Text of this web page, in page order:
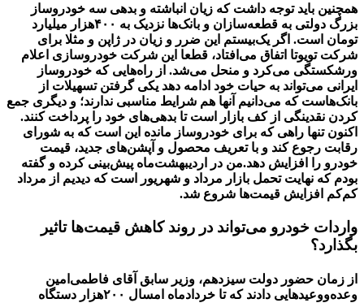
همچنین باید توجه داشت که زیان انباشته و بدهی سه خودروساز
بزرگ دولتی به قطعه‌سازان و بانک‌ها نزدیک به ۴۰۰هزار میلیارد
تومان است. اگر یک‌بیستم این ضرر و زیان در ژاپن و مثلا برای
شرکت تویوتا اتفاق می‌افتاد، قطعا این شرکت خودروسازی اعلام
ورشکستگی می‌کرد و منحل می‌شد. از راه‌هایی که خودروساز
ایرانی می‌تواند به حیات خود ادامه دهد یکی گرفتن تسهیلات از
بانک‌هاست که می‌دانیم آنها هم شرایط مناسبی ندارند؛ و دیگری جمع
کردن نقدینگی از کف بازار است تا بدهی‌های خود را پرداخت کنند.
اکنون تنها راهی که برای خودروساز مانده این است که به شورای
رقابت رجوع ‌کند و با تعریف محصول و آپشن‌های جدید، قیمت
خودرو را افزایش دهد.من در اردیبهشت‌ماه پیش‌بینی کرده و گفته
بودم که نهایت تحمل بازار مرداد و شهریور است که دیدیم از مرداد
کم‌کم افزایش قیمت‌ها شروع شد.
‌واردات خودرو می‌تواند در روند کاهش قیمت‌ها تاثیر
بگذارد؟
از زمان حضور دولت سیزدهم، وزیر سابق آقای فاطمی‌امین
وعده‌ووعیدهایی دادند که تا خردادماه امسال ۲۰۰هزار دستگاه